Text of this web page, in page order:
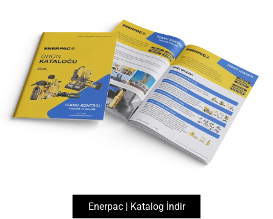
Enerpac Otomasyon Ürünleri
Döner Başlıklı Silindirler
SL-Series, Lower Flange Models Swing Cylinders
Enerpac | Katalog İndir